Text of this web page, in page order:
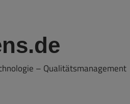
– Qualitätsmanagement